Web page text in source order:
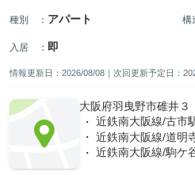
種別 ： アパート 構
入居 ： 即
情報更新日：2026/08/08｜次回更新予定日：
大阪府羽曳野市碓井３
近鉄南大阪線/古市
近鉄南大阪線/道明
近鉄南大阪線/駒ケ